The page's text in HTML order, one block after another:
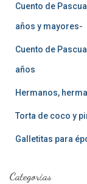
Cuento de
años y mayores-
Cuento de
años
Hermanos,
Torta de coco y
Galletitas para
Categorias